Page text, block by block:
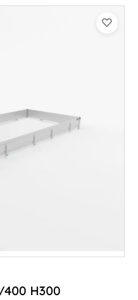
400 H300